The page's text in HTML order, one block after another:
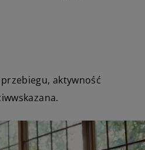
aktywność